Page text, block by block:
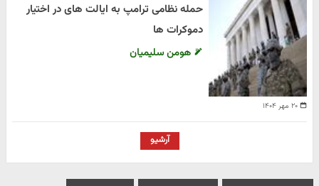
۲۰ مهر ۱۴۰۴
حمله نظامی ترامپ به ایالت های در اختیار
دموکرات ها
هومن سلیمیان
آرشیو